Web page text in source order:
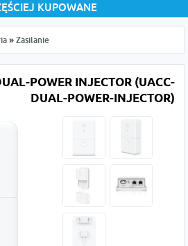
KUPOWANE
» Zasilanie
POWER INJECTOR (UACC-
DUAL-POWER-INJECTOR)